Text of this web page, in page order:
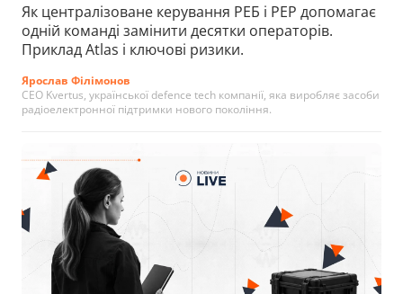
Як централізоване керування РЕБ і РЕР допомагає
одній команді замінити десятки операторів.
Приклад Atlas і ключові ризики.
Ярослав Філімонов
CEO Kvertus, української defence tech компанії, яка виробляє засоби
радіоелектронної підтримки нового покоління.